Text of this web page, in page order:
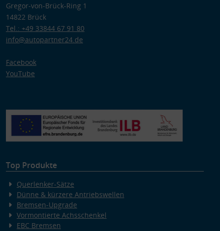
Gregor-von-Brück-Ring 1
14822 Brück
Tel.: +49 33844 67 91 80
info@autopartner24.de
Facebook
YouTube
Top Produkte
Querlenker-Sätze
Dünne & kürzere Antriebswellen
Bremsen-Upgrade
Vormontierte Achsschenkel
EBC Bremsen